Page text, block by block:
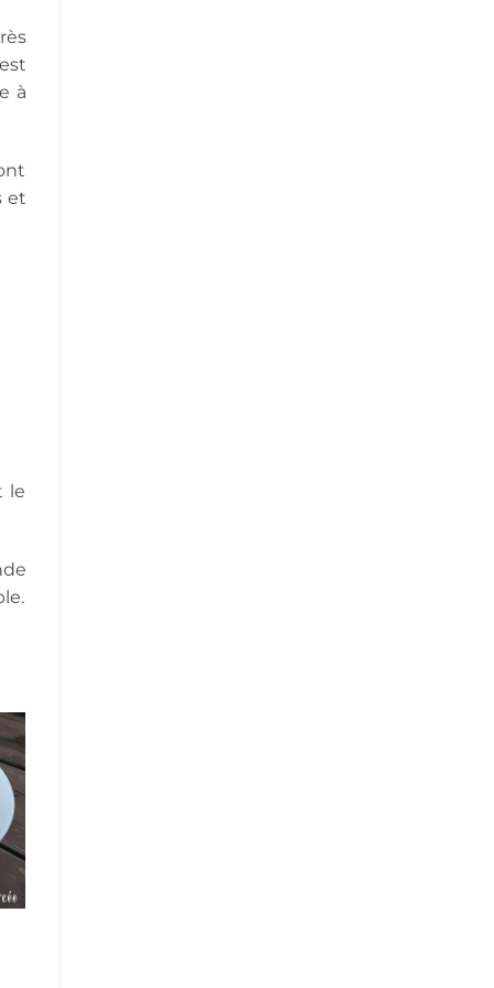
à
et
le